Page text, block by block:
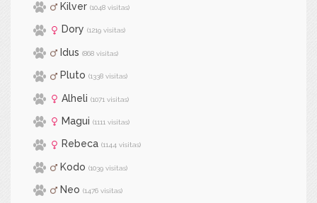
Kilver (1048 visitas)
Dory (1219 visitas)
Idus (868 visitas)
Pluto (1338 visitas)
Alheli (1071 visitas)
Magui (1111 visitas)
Rebeca (1144 visitas)
Kodo (1039 visitas)
Neo (1476 visitas)